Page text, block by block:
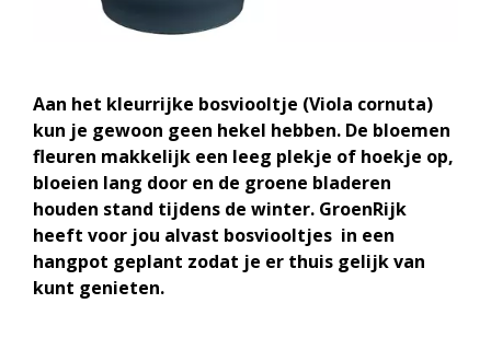
Aan het kleurrijke bosviooltje (Viola cornuta)
kun je gewoon geen hekel hebben. De bloemen
fleuren makkelijk een leeg plekje of hoekje op,
bloeien lang door en de groene bladeren
houden stand tijdens de winter. GroenRijk
heeft voor jou alvast bosviooltjes in een
hangpot geplant zodat je er thuis gelijk van
kunt genieten.